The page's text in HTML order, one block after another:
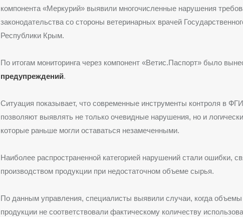
компонента «Меркурий» выявили многочисленные нарушения
законодательства со стороны ветеринарных врачей
Республики Крым.
По итогам мониторинга через компонент «Ветис.Паспорт» было
предупреждений.
Ситуация показывает, что современные инструменты контроля в
позволяют выявлять не только очевидные нарушения, но и
которые раньше могли оставаться незамеченными.
Наиболее распространенной категорией нарушений стали ошибки,
производством продукции при недостаточном объеме сырья.
По данным управления, специалисты выявили случаи, когда объемы
продукции не соответствовали фактическому количеству